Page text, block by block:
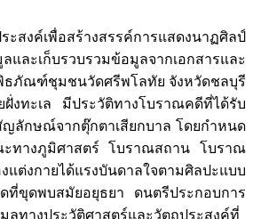
สงค์เพื่อสร้างสรรค์การแสดงนาฏศิลป์
ละเก็บรวบรวมข้อมูลจากเอกสารและ
ธภัณฑ์ชุมชนวัดศรีพโลทัย จังหวัดชลบุรี
ฝั่งทะเล มีประวัติทางโบราณคดีที่ได้รับ
ลักษณ์จากตุ๊กตาเสียกบาล โดยกำหนด
ณะทางภูมิศาสตร์ โบราณสถาน โบราณ
ต่งกายได้แรงบันดาลใจตามศิลปะแบบ
ดที่ขุดพบสมัยอยุธยา ดนตรีประกอบการ
ลทางประวัติศาสตร์และวัตถุประสงค์ที่